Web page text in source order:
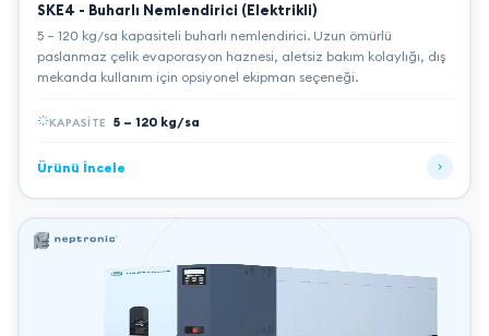
SKE4 - Buharlı Nemlendirici (Elektrikli)
5 – 120 kg/sa kapasiteli buharlı nemlendirici. Uzun ömürlü
paslanmaz çelik evaporasyon haznesi, aletsiz bakım kolaylığı, dış
mekanda kullanım için opsiyonel ekipman seçeneği.
KAPASITE 5 – 120 kg/sa
Ürünü İncele